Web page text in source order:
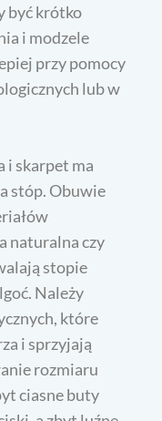
być krótko
i modzele
przy pomocy
lub w
i skarpet ma
stóp. Obuwie
naturalna czy
stopie
Należy
które
i sprzyjają
rozmiaru
ciasne buty